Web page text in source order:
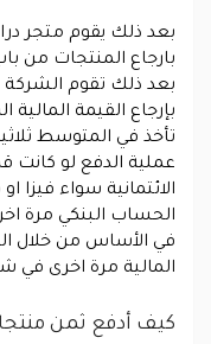
بعد ذلك يقوم متجر
بارجاع المنتجات من
بعد ذلك تقوم الشركة
بإرجاع القيمة
تأخذ في المتوسط
عملية الدفع لو
الائتمانية سواء فيزا
الحساب البنكي مرة
في الأساس من خلال
المالية مرة اخرى
كيف أدفع ثمن